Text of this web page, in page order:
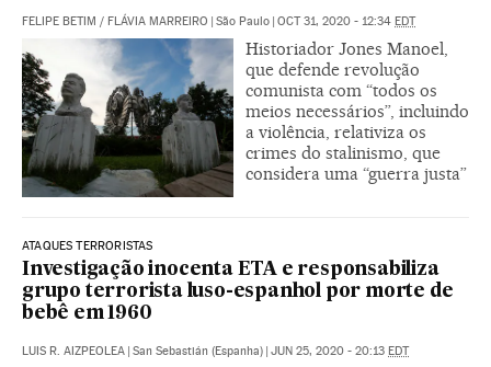
FELIPE BETIM / FLÁVIA MARREIRO | São Paulo | OCT 31, 2020 - 12:34 EDT
Historiador Jones Manoel,
que defende revolução
comunista com “todos os
meios necessários”, incluindo
a violência, relativiza os
crimes do stalinismo, que
considera uma “guerra justa”
ATAQUES TERRORISTAS
Investigação inocenta ETA e responsabiliza
grupo terrorista luso-espanhol por morte de
bebê em 1960
LUIS R. AIZPEOLEA | San Sebastián (Espanha) | JUN 25, 2020 - 20:13 EDT